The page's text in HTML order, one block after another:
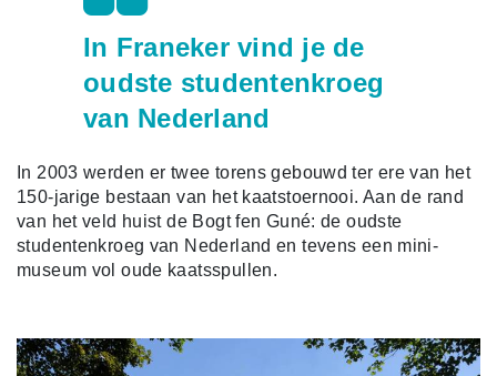
In Franeker vind je de
oudste studentenkroeg
van Nederland
In 2003 werden er twee torens gebouwd ter ere van het
150-jarige bestaan van het kaatstoernooi. Aan de rand
van het veld huist de Bogt fen Guné: de oudste
studentenkroeg van Nederland en tevens een mini-
museum vol oude kaatsspullen.